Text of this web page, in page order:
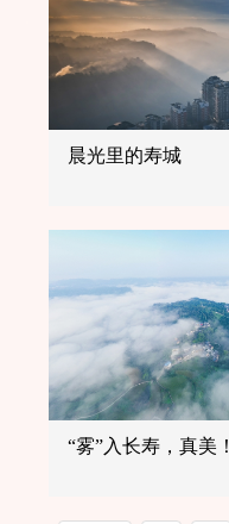
晨光里的寿城
“雾”入长寿，真美